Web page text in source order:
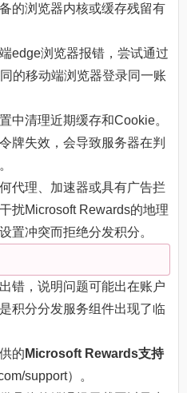
的浏览器内核或缓存残留有
edge浏览器报错，尝试通过
的移动端浏览器登录同一账
中清理近期缓存和Cookie。
牌失效，会导致服务器在判
代理、加速器或具有广告拦
扰Microsoft Rewards的地理
置冲突而拒绝分发积分。
错，说明问题可能出在账户
积分分发服务组件出现了临
的 Microsoft Rewards支持
support）。